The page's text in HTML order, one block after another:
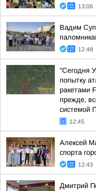
13:06
Вадим
12:48
"Сегодня
попытку
ракетами
прежде,
системой
12:45
Алексей
спорта
12:43
Дмитрий